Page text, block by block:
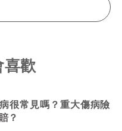
歡
很常見嗎？重大傷病險
？